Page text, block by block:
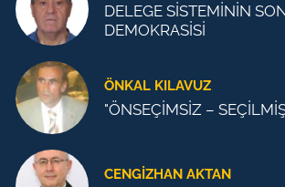
DELEGE SİSTEMİNİN
DEMOKRASİSİ
ÖNKAL KILAVUZ
"ÖNSEÇİMSİZ –
CENGİZHAN AKTAN